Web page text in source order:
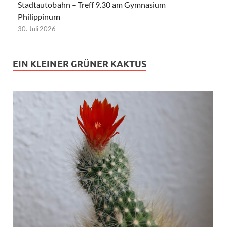
Stadtautobahn – Treff 9.30 am Gymnasium
Philippinum
30. Juli 2026
EIN KLEINER GRÜNER KAKTUS